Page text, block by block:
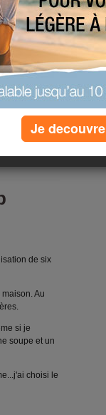
va bien finir
biscottes
le métro...
m'invite aux
j'ai mangé
au
de six
Au
si je
soupe et un
choisi le
Je decouvre